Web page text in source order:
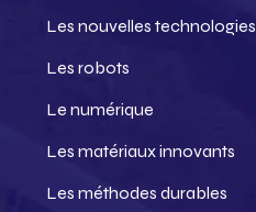
Les nouvelles technologies
Les robots
Le numérique
Les matériaux innovants
Les méthodes durables